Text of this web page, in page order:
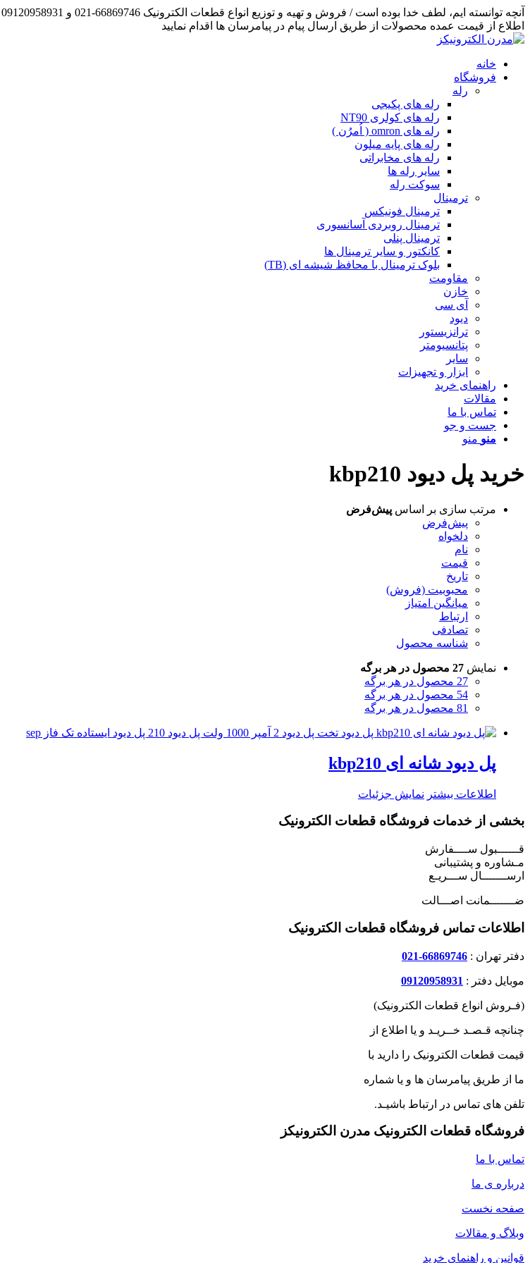
اطلاع از قیمت عمده محصولات از طریق ارسال پیام در پیامرسان ها اقدام نمایید
خانه
فروشگاه
رله
رله های پکیجی
رله های کولری NT90
رله های omron ( اُمرُن )
رله های پایه میلون
رله های مخابراتی
سایر رله ها
سوکت رله
ترمینال
ترمینال فونیکس
ترمینال روبردی آسانسوری
ترمینال پنلی
کانکتور و سایر ترمینال ها
بلوک ترمینال با محافظ شیشه ای (TB)
مقاومت
خازن
آی سی
دیود
ترانزیستور
پتانسیومتر
سایر
ابزار و تجهیزات
راهنمای خرید
مقالات
تماس با ما
جست و جو
منو منو
خرید پل دیود kbp210
مرتب سازی بر اساس پیش‌فرض
پیش‌فرض
دلخواه
نام
قیمت
تاریخ
محبوبیت (فروش)
میانگین امتیاز
ارتباط
تصادفی
شناسه محصول
نمایش 27 محصول در هر برگه
27 محصول در هر برگه
54 محصول در هر برگه
81 محصول در هر برگه
پل دیود شانه ای kbp210
اطلاعات بیشتر نمایش جزئیات
بخشی از خدمات فروشگاه قطعات الکترونیک
قــــــبول ســــفارش
مـشاوره و پشتیبانی
ارســـــــال ســـریـع
ضـــــــمانت اصـــالت
اطلاعات تماس فروشگاه قطعات الکترونیک
دفتر تهران : 66869746-021
موبایل دفتر : 09120958931
(فـروش انواع قطعات الکترونیک)
چنانچه قـصـد خــریـد و یا اطلاع از
قیمت قطعات الکترونیک را دارید با
ما از طریق پیامرسان ها و یا شماره
تلفن های تماس در ارتباط باشیـد.
فروشگاه قطعات الکترونیک مدرن الکترونیکز
تماس با ما
درباره ی ما
صفحه نخست
وبلاگ و مقالات
قوانین و راهنمای خرید